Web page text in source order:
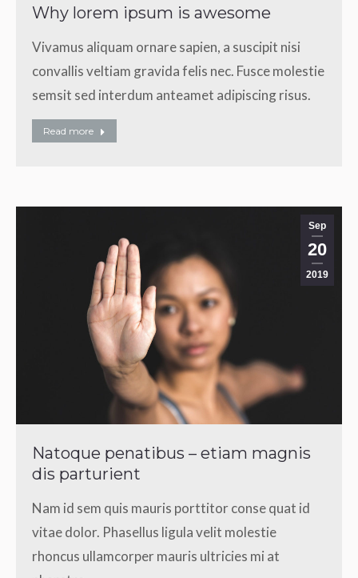
Why lorem ipsum is awesome
Vivamus aliquam ornare sapien, a suscipit nisi
convallis veltiam gravida felis nec. Fusce molestie
semsit sed interdum anteamet adipiscing risus.
Read more
Sep
20
2019
Natoque penatibus – etiam magnis
dis parturient
Nam id sem quis mauris porttitor conse quat id
vitae dolor. Phasellus ligula velit molestie
rhoncus ullamcorper mauris ultricies mi at